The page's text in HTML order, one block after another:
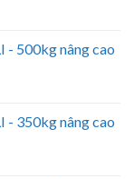
- 500kg nâng cao
- 350kg nâng cao